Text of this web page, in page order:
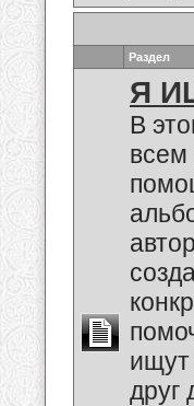
Раздел
Я
В
всем
друг